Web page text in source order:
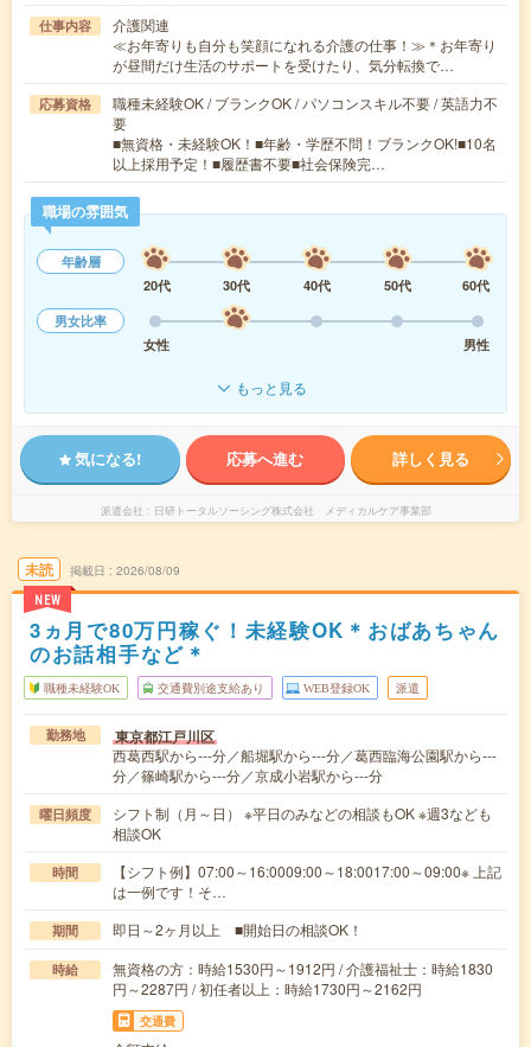
仕事内容
介護関連
≪お年寄りも自分も笑顔になれる介護の仕事！≫＊お年寄り
が昼間だけ生活のサポートを受けたり、気分転換で…
応募資格
職種未経験OK / ブランクOK / パソコンスキル不要 / 英語力不
要
■無資格・未経験OK！■年齢・学歴不問！ブランクOK!■10名
以上採用予定！■履歴書不要■社会保険完…
職場の雰囲気
年齢層
20代
30代 40代 50代
60代
男女比率
女性
男性
もっと見る
気になる! 応募へ進む 詳しく見る
派遣会社 日研トータルソーシング株式会社 メディカルケア事業部
未読
NEW
掲載日 2026/08/09
3ヵ月で80万円稼ぐ！未経験OK＊おばあちゃん
のお話相手など＊
職種未経験OK 交通費別途支給あり WEB登録OK 派遣
勤務地 東京都江戸川区
西葛西駅から---分／船堀駅から---分／葛西臨海公園駅から---
分／篠崎駅から---分／京成小岩駅から---分
曜日頻度
シフト制（月～日） ※平日のみなどの相談もOK ※週3なども
相談OK
時間
【シフト例】07:00～16:0009:00～18:0017:00～09:00※ 上記
は一例です！そ…
期間 即日～2ヶ月以上 ■開始日の相談OK！
時給
無資格の方：時給1530円～1912円 / 介護福祉士：時給1830
円～2287円 / 初任者以上：時給1730円～2162円
交通費